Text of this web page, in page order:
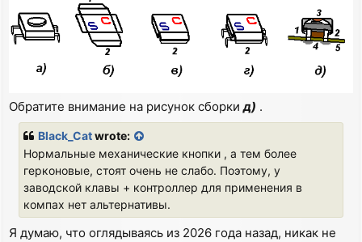
Обратите внимание на рисунок сборкид) .
Black_Catwrote:
Нормальные механические кнопки , а тем более
герконовые, стоят очень не слабо. Поэтому, у
заводской клавы + контроллер для применения в
компах нет альтернативы.
Я думаю, что оглядываясь из 2026 года назад, никак не